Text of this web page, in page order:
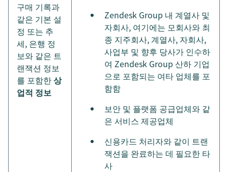
구매 기록과
같은 기본 설
정 또는 추
세, 은행 정
보와 같은 트
랜잭션 정보
를 포함한상
업적 정보
Zendesk Group 내 계열사 및
자회사, 여기에는 모회사와 최
종 지주회사, 계열사, 자회사,
사업부 및 향후 당사가 인수하
여 Zendesk Group 산하 기업
으로 포함되는 여타 업체를 포
함함
보안 및 플랫폼 공급업체와 같
은 서비스 제공업체
신용카드 처리자와 같이 트랜
잭션을 완료하는 데 필요한 타
사